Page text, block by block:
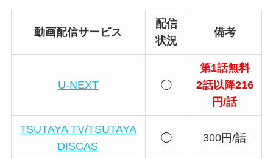
動画配信サービス
配信
状況
備考
U-NEXT ◯
第1話無料
2話以降216
円/話
TSUTAYA TV/TSUTAYA
DISCAS
◯ 300円/話